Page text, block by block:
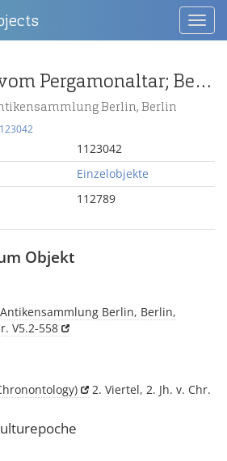
Kniefragment vom Pergamonaltar; Berlin:Relief / Statue (?), Fragment
Berlin, Berlin
1123042
Einzelobjekte
112789
Objekt
Berlin, Berlin,
V5.2-558
2. Viertel, 2. Jh. v. Chr.